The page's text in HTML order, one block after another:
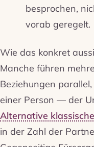
besprochen,
vorab geregelt.
Wie das konkret
Manche führen
Beziehungen
einer Person — der
Alternative
in der Zahl der